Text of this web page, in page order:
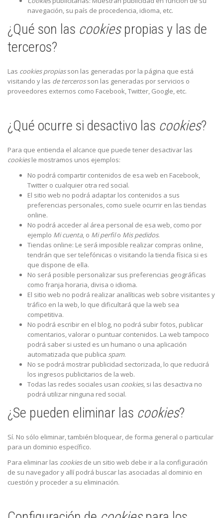
navegación, su país de procedencia, idioma, etc.
¿Qué son las cookiespropias y las de
terceros?
Las cookies propiasson las generadas por la página que está
visitando y las de tercerosson las generadas por servicios o
proveedores externos como Facebook, Twitter, Google, etc.
¿Qué ocurre si desactivo las cookies?
Para que entienda el alcance que puede tener desactivar las
cookiesle mostramos unos ejemplos:
No podrá compartir contenidos de esa web en Facebook,
Twitter o cualquier otra red social.
El sitio web no podrá adaptar los contenidos a sus
preferencias personales, como suele ocurrir en las tiendas
online.
No podrá acceder al área personal de esa web, como por
ejemplo Mi cuenta, o Mi perfilo Mis pedidos.
Tiendas online: Le será imposible realizar compras online,
tendrán que ser telefónicas o visitando la tienda física si es
que dispone de ella.
No será posible personalizar sus preferencias geográficas
como franja horaria, divisa o idioma.
El sitio web no podrá realizar analíticas web sobre visitantes y
tráfico en la web, lo que dificultará que la web sea
competitiva.
No podrá escribir en el blog, no podrá subir fotos, publicar
comentarios, valorar o puntuar contenidos. La web tampoco
podrá saber si usted es un humano o una aplicación
automatizada que publica spam.
No se podrá mostrar publicidad sectorizada, lo que reducirá
los ingresos publicitarios de la web.
Todas las redes sociales usan cookies, si las desactiva no
podrá utilizar ninguna red social.
¿Se pueden eliminar las cookies?
Sí. No sólo eliminar, también bloquear, de forma general o particular
para un dominio específico.
Para eliminar las cookiesde un sitio web debe ir a la configuración
de su navegador y allí podrá buscar las asociadas al dominio en
cuestión y proceder a su eliminación.